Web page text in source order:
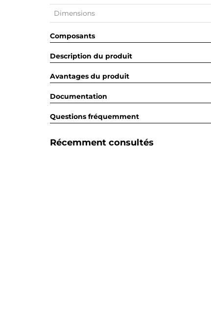
Dimensions
Composants
Description du produit
Avantages du produit
Documentation
Questions fréquemment
Récemment consultés